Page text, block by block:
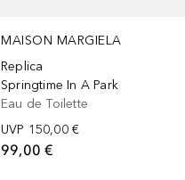
MAISON MARGIELA
Replica
Springtime In A Park
Eau de Toilette
UVP 150,00 €
99,00 €